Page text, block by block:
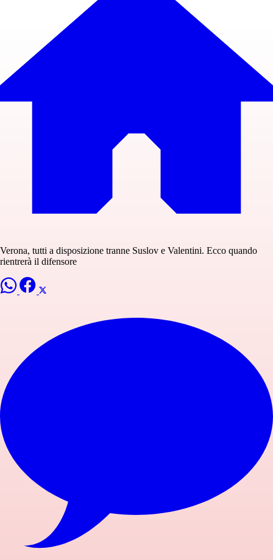
Verona, tutti a disposizione tranne Suslov e Valentini. Ecco quando
rientrerà il difensore